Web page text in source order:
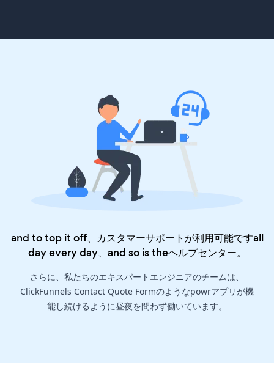
and to top it off、カスタマーサポートが利用可能ですall
day every day、and so is theヘルプセンター。
さらに、私たちのエキスパートエンジニアのチームは、
ClickFunnels Contact Quote Formのようなpowrアプリが機
能し続けるように昼夜を問わず働いています。